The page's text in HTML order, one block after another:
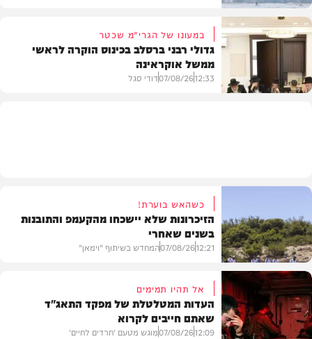
במעונו של הגרי"מ שכטר
גדולי רבני ברסלב בכינוס הוקרה לראשי
ממשל אוקראינה
12:33
07/08/26דודי סגל
וידאו
כשהאש בוערת!
הזיכרונות שלא יישכחו מהקעמפ והתובנות
בשנים שאחרי
12:21
07/08/26המחדש בשיתוף "וימאן"
אל תהיו תמימים
העדות המטלטלת של מפקד התאג"ד
שאתם חייבים לקרוא
12:09
07/08/26מוגש מטעם 'חרדים לחיים'